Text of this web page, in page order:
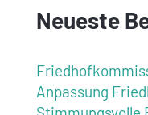
Neueste
Anpassung